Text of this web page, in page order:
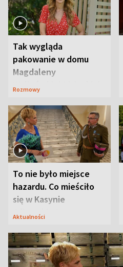
Tak wygląda
pakowanie w domu
Magdaleny
Waligórskiej-Lisieckiej.
Rozmowy
To nie było miejsce
hazardu. Co mieściło
się w Kasynie
Oficerskim?
Aktualności